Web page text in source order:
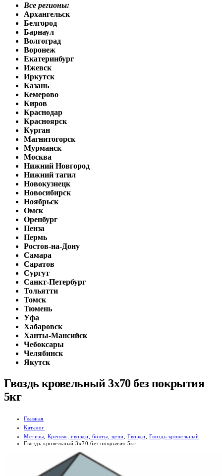
Все регионы:
Архангельск
Белгород
Барнаул
Волгоград
Воронеж
Екатеринбург
Ижевск
Иркутск
Казань
Кемерово
Киров
Краснодар
Красноярск
Курган
Магнитогорск
Мурманск
Москва
Нижний Новгород
Нижний тагил
Новокузнецк
Новосибирск
Ноябрьск
Омск
Оренбург
Пенза
Пермь
Ростов-на-Дону
Самара
Саратов
Сургут
Санкт-Петербург
Тольятти
Томск
Тюмень
Уфа
Хабаровск
Ханты-Мансийск
Чебоксары
Челябинск
Якутск
Гвоздь кровельный 3х70 без покрытия
5кг
Главная
Каталог
Метизы
Крепеж, гвозди, болты, цепи ,Гвозди
Гвоздь кровельный
Гвоздь кровельный 3х70 без покрытия 5кг